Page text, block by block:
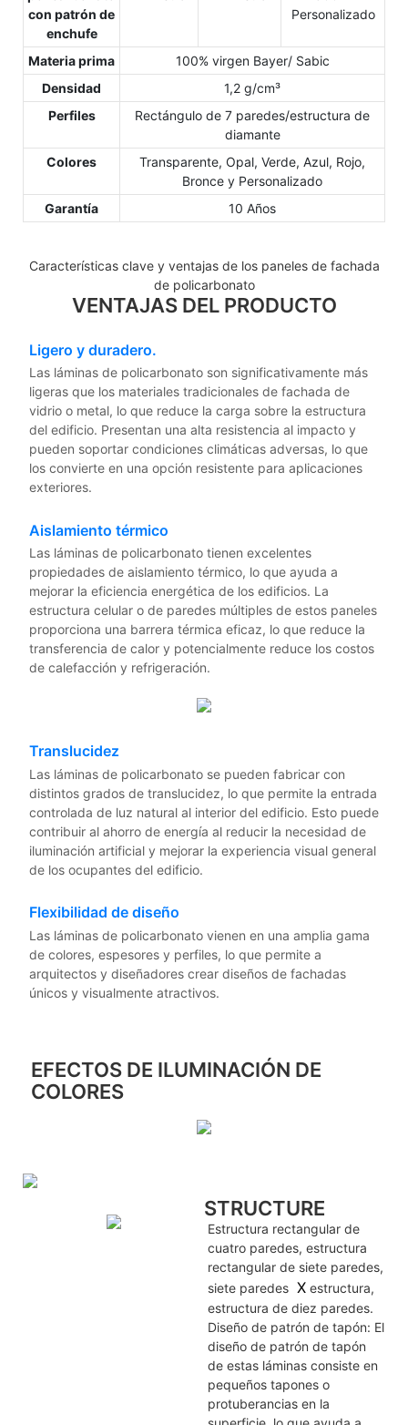
con patrón de
enchufe
Personalizado
Materia prima
100% virgen Bayer/ Sabic
Densidad
1,2 g/cm³
Perfiles
Rectángulo de 7 paredes/estructura de
diamante
Colores
Transparente, Opal, Verde, Azul, Rojo,
Bronce y Personalizado
Garantía
10 Años
Características clave y ventajas de los paneles de fachada
de policarbonato
VENTAJAS DEL PRODUCTO
Ligero y duradero.
Las láminas de policarbonato son significativamente más
ligeras que los materiales tradicionales de fachada de
vidrio o metal, lo que reduce la carga sobre la estructura
del edificio. Presentan una alta resistencia al impacto y
pueden soportar condiciones climáticas adversas, lo que
los convierte en una opción resistente para aplicaciones
exteriores.
Aislamiento térmico
Las láminas de policarbonato tienen excelentes
propiedades de aislamiento térmico, lo que ayuda a
mejorar la eficiencia energética de los edificios. La
estructura celular o de paredes múltiples de estos paneles
proporciona una barrera térmica eficaz, lo que reduce la
transferencia de calor y potencialmente reduce los costos
de calefacción y refrigeración.
Translucidez
Las láminas de policarbonato se pueden fabricar con
distintos grados de translucidez, lo que permite la entrada
controlada de luz natural al interior del edificio. Esto puede
contribuir al ahorro de energía al reducir la necesidad de
iluminación artificial y mejorar la experiencia visual general
de los ocupantes del edificio.
Flexibilidad de diseño
Las láminas de policarbonato vienen en una amplia gama
de colores, espesores y perfiles, lo que permite a
arquitectos y diseñadores crear diseños de fachadas
únicos y visualmente atractivos.
EFECTOS DE ILUMINACIÓN DE
COLORES
STRUCTURE
Estructura rectangular de
cuatro paredes, estructura
rectangular de siete paredes,
siete paredes X estructura,
estructura de diez paredes.
Diseño de patrón de tapón: El
diseño de patrón de tapón
de estas láminas consiste en
pequeños tapones o
protuberancias en la